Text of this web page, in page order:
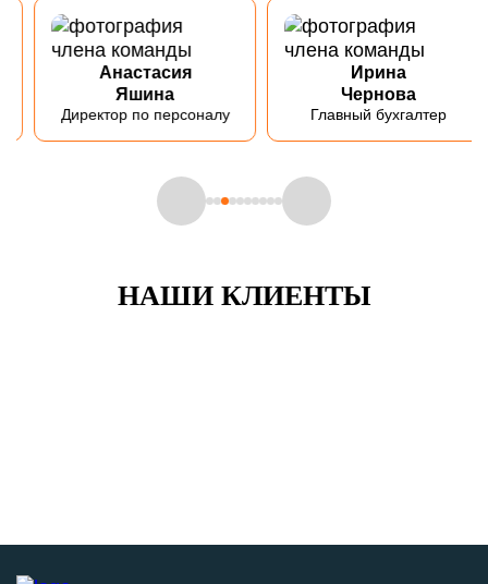
Анастасия
Яшина
Директор по персоналу
Ирина
Чернова
Главный бухгалтер
НАШИ КЛИЕНТЫ